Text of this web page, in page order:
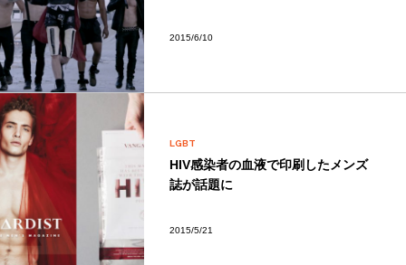
2015/6/10
LGBT
HIV感染者の血液で印刷したメンズ
誌が話題に
2015/5/21